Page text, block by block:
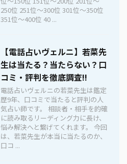
250位 251位〜300位 301位〜350位
351位〜400位 40 ...
【電話占いヴェルニ】若菜先
生は当たる？当たらない？口
コミ・評判を徹底調査!!
電話占いヴェルニの若菜先生は鑑定
歴9年、口コミで当たると評判の人
気占い師です。 相談者・相手を的確
に読み取るリーディング力に長け、
悩み解決へと繋げてくれます。 今回
は、若菜先生が本当に当たるのか、
口コ ...